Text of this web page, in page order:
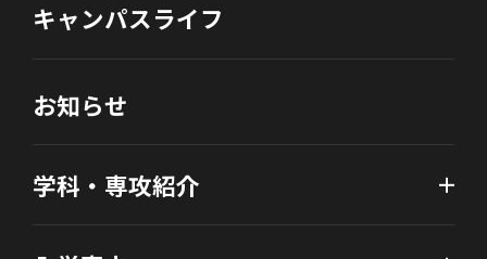
キャンパスライフ
お知らせ
学科・専攻紹介